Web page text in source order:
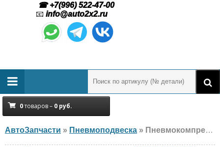
☎ +7(996) 522-47-00
📧 info@auto2x2.ru
0товаров – 0 руб.
АвтоЗапчасти » Пневмоподвеска » Пневмокомпрессор Оригинал A2831 C2D34552 Jaguar, Land Rover, новый